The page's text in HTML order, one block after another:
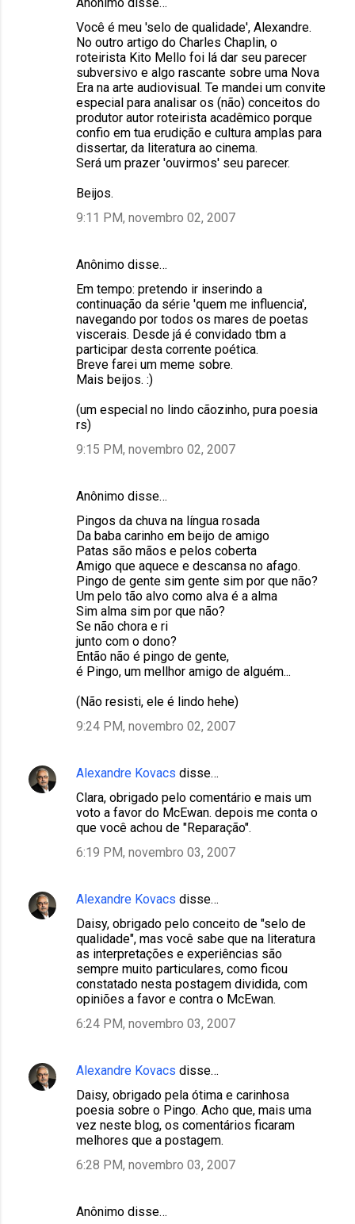
Você é meu 'selo de qualidade', Alexandre.
No outro artigo do Charles Chaplin, o
roteirista Kito Mello foi lá dar seu parecer
subversivo e algo rascante sobre uma Nova
Era na arte audiovisual. Te mandei um convite
especial para analisar os (não) conceitos do
produtor autor roteirista acadêmico porque
confio em tua erudição e cultura amplas para
dissertar, da literatura ao cinema.
Será um prazer 'ouvirmos' seu parecer.
Beijos.
9:11 PM, novembro 02, 2007
Anônimo disse…
Em tempo: pretendo ir inserindo a
continuação da série 'quem me influencia',
navegando por todos os mares de poetas
viscerais. Desde já é convidado tbm a
participar desta corrente poética.
Breve farei um meme sobre.
Mais beijos. :)
(um especial no lindo cãozinho, pura poesia
rs)
9:15 PM, novembro 02, 2007
Anônimo disse…
Pingos da chuva na língua rosada
Da baba carinho em beijo de amigo
Patas são mãos e pelos coberta
Amigo que aquece e descansa no afago.
Pingo de gente sim gente sim por que não?
Um pelo tão alvo como alva é a alma
Sim alma sim por que não?
Se não chora e ri
junto com o dono?
Então não é pingo de gente,
é Pingo, um mellhor amigo de alguém...
(Não resisti, ele é lindo hehe)
9:24 PM, novembro 02, 2007
Alexandre Kovacs disse…
Clara, obrigado pelo comentário e mais um
voto a favor do McEwan. depois me conta o
que você achou de "Reparação".
6:19 PM, novembro 03, 2007
Alexandre Kovacs disse…
Daisy, obrigado pelo conceito de "selo de
qualidade", mas você sabe que na literatura
as interpretações e experiências são
sempre muito particulares, como ficou
constatado nesta postagem dividida, com
opiniões a favor e contra o McEwan.
6:24 PM, novembro 03, 2007
Alexandre Kovacs disse…
Daisy, obrigado pela ótima e carinhosa
poesia sobre o Pingo. Acho que, mais uma
vez neste blog, os comentários ficaram
melhores que a postagem.
6:28 PM, novembro 03, 2007
Anônimo disse…